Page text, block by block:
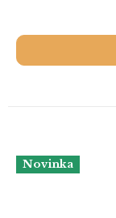
Novinka